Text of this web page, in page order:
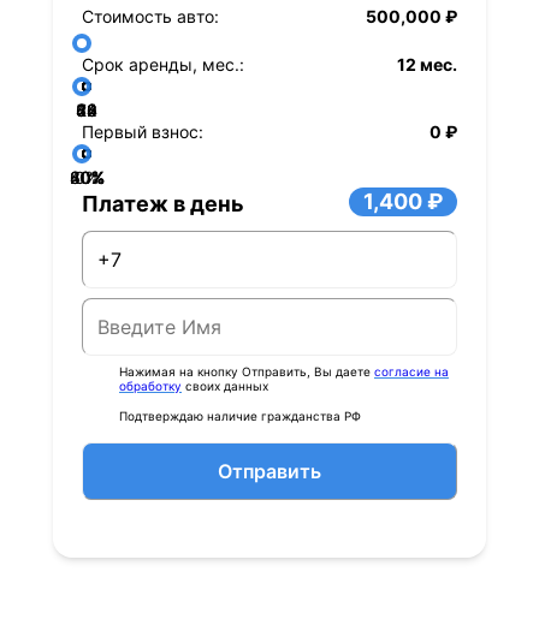
Стоимость авто: 500,000 ₽
Срок аренды, мес.: 12 мес.
12
24
36
48
60
72
84
Первый взнос:
0 ₽
0%
20%
40%
60%
80%
Платеж в день 1,400 ₽
Нажимая на кнопку Отправить, Вы даете согласие на
обработку своих данных
Подтверждаю наличие гражданства РФ
Отправить